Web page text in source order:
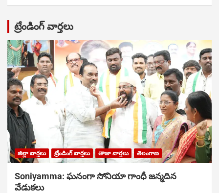
ట్రేండింగ్ వార్తలు
జిల్లా వార్తలు ట్రేండింగ్ వార్తలు తాజా వార్తలు తెలంగాణ
Soniyamma: ఘ‌నంగా సోనియా గాంధీ జ‌న్మ‌దిన
వేడుక‌లు